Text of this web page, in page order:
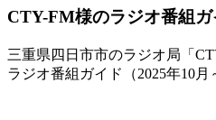
CTY-FM様のラジオ番組ガ
三重県四日市市のラジオ局「
ラジオ番組ガイド（2025年10